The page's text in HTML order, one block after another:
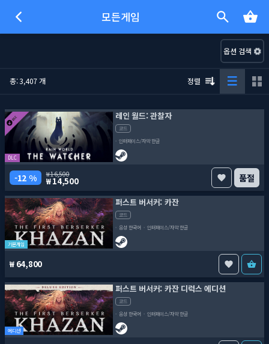
모든게임
옵션 검색
총: 3,407 개 정렬
DLC
레인 월드: 관찰자
코드
인터페이스/자막 한글
12 % 16,500
14,500 품절
기본게임
퍼스트 버서커: 카잔
코드
음성 한국어
인터페이스/자막 한글
64,800
에디션
퍼스트 버서커: 카잔 디럭스 에디션
코드
음성 한국어
인터페이스/자막 한글